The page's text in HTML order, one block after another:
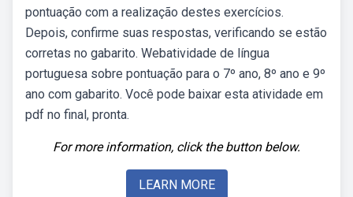
pontuação com a realização destes exercícios.
Depois, confirme suas respostas, verificando se estão
corretas no gabarito. Webatividade de língua
portuguesa sobre pontuação para o 7º ano, 8º ano e 9º
ano com gabarito. Você pode baixar esta atividade em
pdf no final, pronta.
For more information, click the button below.
LEARN MORE